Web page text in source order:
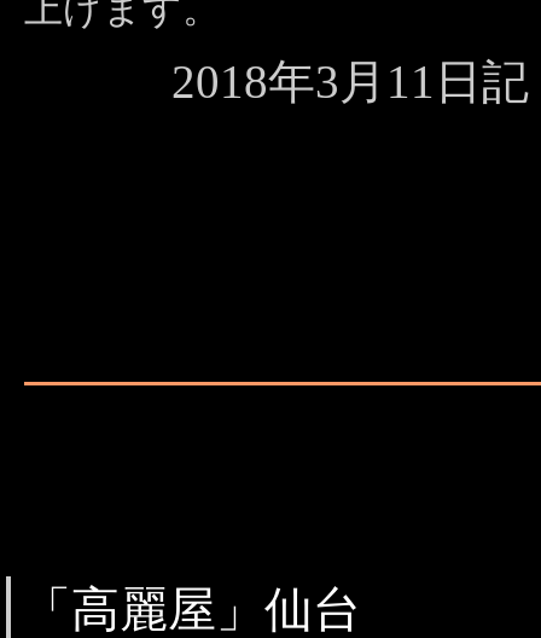
2018年3月11
「高麗屋」仙台